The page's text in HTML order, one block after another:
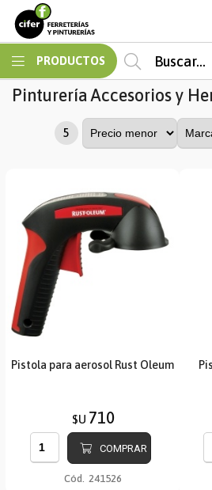
PRODUCTOS
PintureríaAccesorios y
5
Pistola para aerosol Rust Oleum
$U 710
COMPRAR
Cód. 241526